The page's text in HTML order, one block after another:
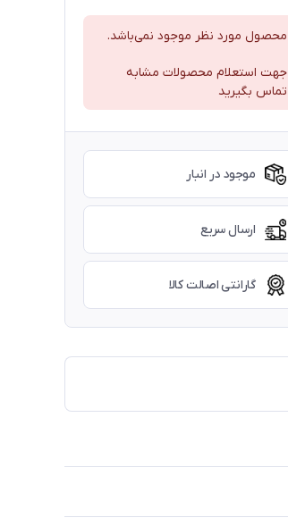
محصول مورد نظر موجود نمی‌باشد.
جهت استعلام محصولات مشابه
تماس بگیرید
موجود در انبار
ارسال سریع
گارانتی اصالت کالا